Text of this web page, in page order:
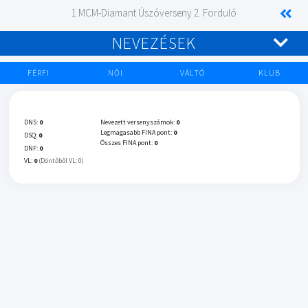
1.MCM-Diamant Úszóverseny 2. Forduló
NEVEZÉSEK
FÉRFI NŐI VÁLTÓ KLUB
DNS: 0
DSQ: 0
DNF: 0
VL: 0 (Döntőből VL: 0)
Nevezett versenyszámok: 0
Legmagasabb FINA pont: 0
Összes FINA pont: 0